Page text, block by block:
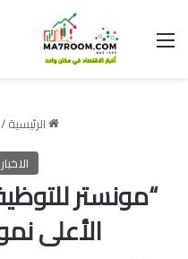
القائمة
الرئيسية/
“مونستر
الأعلى نموا